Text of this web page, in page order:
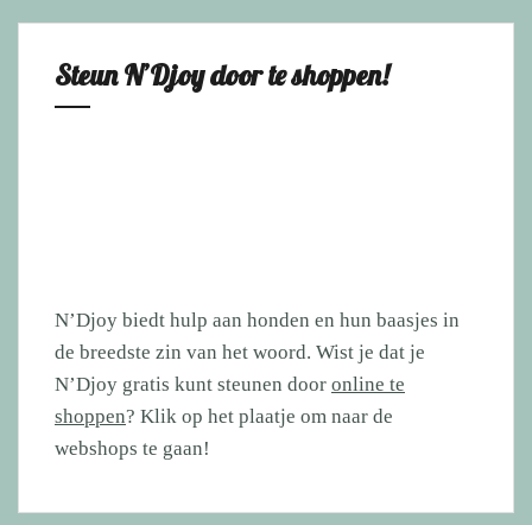
Steun N’Djoy door te shoppen!
N’Djoy biedt hulp aan honden en hun baasjes in
de breedste zin van het woord. Wist je dat je
N’Djoy gratis kunt steunen door online te
shoppen? Klik op het plaatje om naar de
webshops te gaan!